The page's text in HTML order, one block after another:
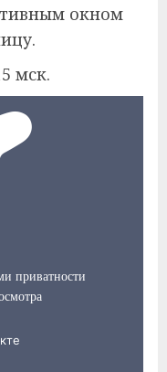
окном
мск.